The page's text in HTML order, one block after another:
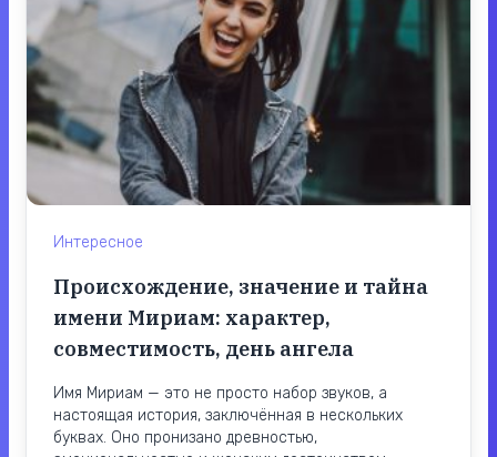
Интересное
Происхождение, значение и тайна
имени Мириам: характер,
совместимость, день ангела
Имя Мириам — это не просто набор звуков, а
настоящая история, заключённая в нескольких
буквах. Оно пронизано древностью,